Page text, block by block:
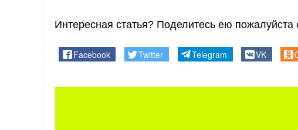
Интересная статья? Поделитесь ею пожалуйста
Facebook Twitter Telegram VK